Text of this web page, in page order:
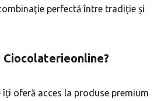
perfectă între tradiție și
Ciocolaterieonline?
oferă acces la produse premium